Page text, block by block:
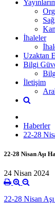
İhaleler
Uzaktan
Bilgi
İletişim
Haberler
22-28
22-28 Nisan Aşı
24 Nisan 2024
22-28 Nisan Aşı